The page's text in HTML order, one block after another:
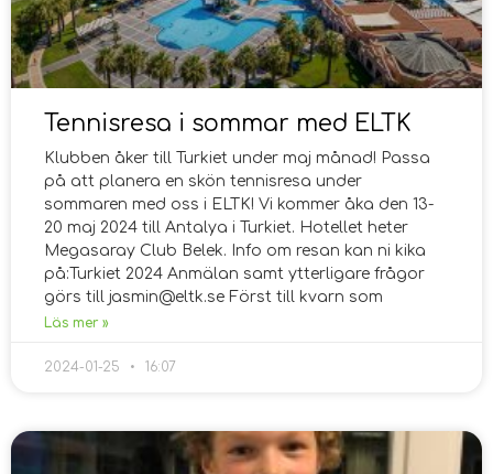
Tennisresa i sommar med ELTK
Klubben åker till Turkiet under maj månad! Passa
på att planera en skön tennisresa under
sommaren med oss i ELTK! Vi kommer åka den 13-
20 maj 2024 till Antalya i Turkiet. Hotellet heter
Megasaray Club Belek. Info om resan kan ni kika
på:Turkiet 2024 Anmälan samt ytterligare frågor
görs till jasmin@eltk.se Först till kvarn som
Läs mer »
2024-01-25 16:07